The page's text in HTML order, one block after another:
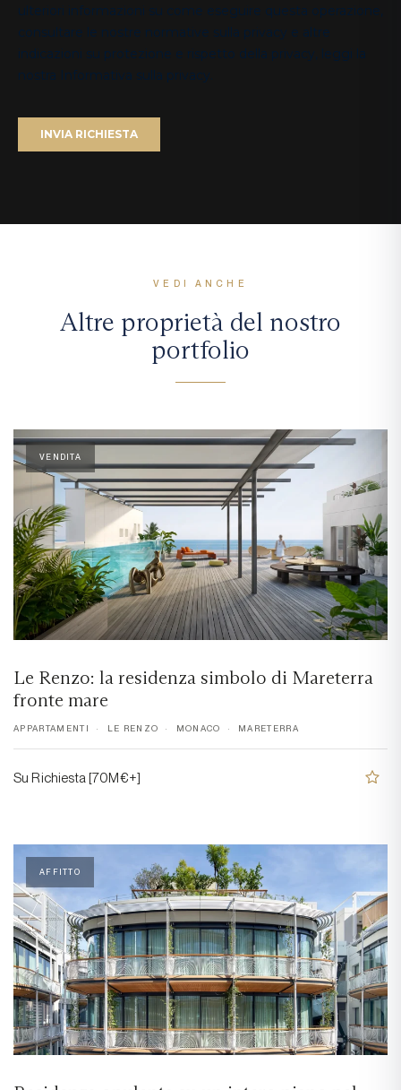
VEDI ANCHE
Altre proprietà del nostro
portfolio
VENDITA
Le Renzo: la residenza simbolo di Mareterra
fronte mare
APPARTAMENTI LE RENZO MONACO MARETERRA
Su Richiesta [70M€+]
AFFITTO